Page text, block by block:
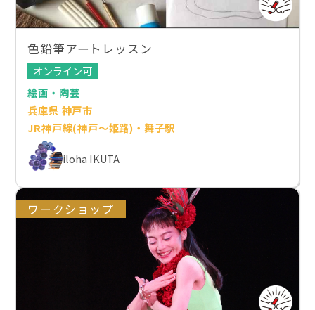
色鉛筆アートレッスン
オンライン可
絵画・陶芸
兵庫県 神戸市
JR神戸線(神戸～姫路)・舞子駅
iloha IKUTA
ワークショップ